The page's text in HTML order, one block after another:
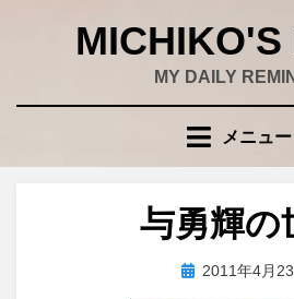
MICHIKO'S
MY DAILY
メニュー
与勇輝の
投稿者wad
投 2011年4月